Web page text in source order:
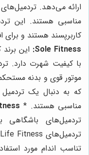
مناسبی هستند. این
کاربرپسند هستند و
Sole Fitness: این برند
موتور قوی و بدنه
که به دنبال یک تردمیل
مناسبی هستند. *
تردمیل‌های
تناسب اندام مورد